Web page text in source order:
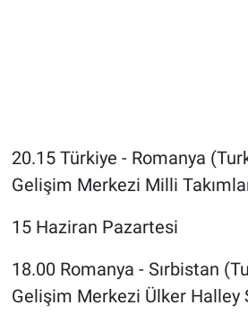
20.15 Türkiye - Romanya
Gelişim Merkezi Milli
15 Haziran Pazartesi
18.00 Romanya - Sırbistan
Gelişim Merkezi Ülker Halley